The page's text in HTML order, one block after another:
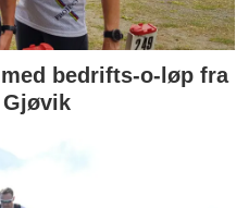
bedrifts-o-løp fra